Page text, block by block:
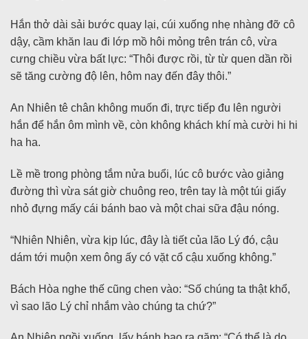
Hắn thở dài sải bước quay lại, cúi xuống nhẹ nhàng đỡ cô
dậy, cầm khăn lau đi lớp mồ hôi mỏng trên trán cô, vừa
cưng chiều vừa bất lực: “Thôi được rồi, từ từ quen dần rồi
sẽ tăng cường độ lên, hôm nay đến đây thôi.”
An Nhiên tê chân không muốn đi, trực tiếp đu lên người
hắn để hắn ôm mình về, còn không khách khí mà cười hi hi
ha ha.
Lề mề trong phòng tắm nửa buổi, lúc cô bước vào giảng
đường thì vừa sát giờ chuông reo, trên tay là một túi giấy
nhỏ đựng mấy cái bánh bao và một chai sữa đậu nóng.
“Nhiên Nhiên, vừa kịp lúc, đây là tiết của lão Lý đó, cậu
dám tới muộn xem ông ấy có vặt cổ cậu xuống không.”
Bách Hòa nghe thế cũng chen vào: “Số chúng ta thật khổ,
vì sao lão Lý chỉ nhắm vào chúng ta chứ?”